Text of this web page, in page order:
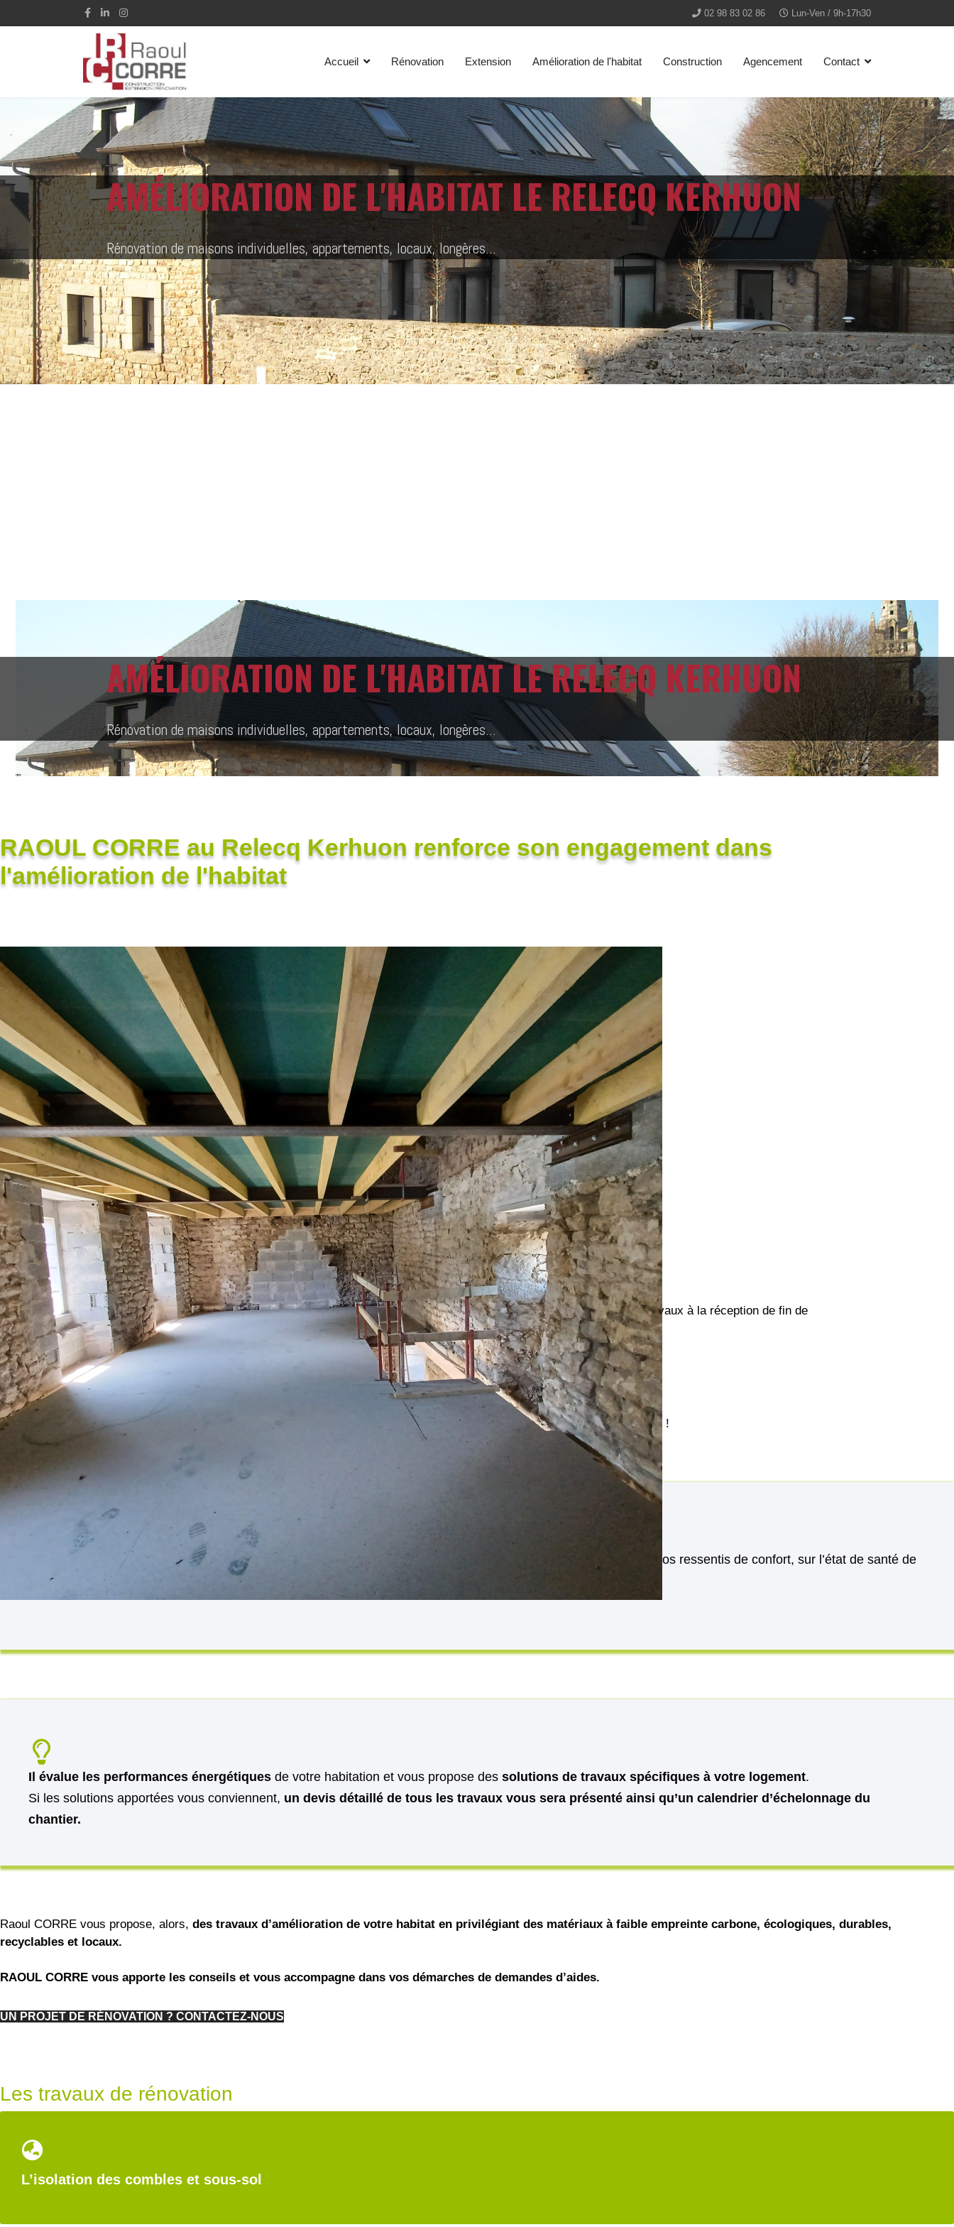
02 98 83 02 86 Lun-Ven / 9h-17h30
Accueil Rénovation Extension Amélioration de l'habitat Construction Agencement Contact
AMÉLIORATION DE L'HABITAT LE RELECQ KERHUON
Rénovation de maisons individuelles, appartements, locaux, longères...
AMÉLIORATION DE L'HABITAT LE RELECQ KERHUON
Rénovation de maisons individuelles, appartements, locaux, longères...
RAOUL CORRE au Relecq Kerhuon renforce son engagement dans
l'amélioration de l'habitat
Un seul prestataire, l’entreprise Raoul Corre s’occupe de tous vos travaux.
Fort de ses capacités internes, l’entreprise Raoul Corre gère toutes les étapes de votre projet d'amélioration de votre habitat.
Vous entrez en toute sérénité dans la phase de vos travaux.
De l’étude énergétique, les suggestions de travaux, les plans, permis, autorisation de travaux, devis, mise en œuvre des travaux à la réception de fin de
chantier.
Un projet d'amélioration de votre habitat au Relecq Kerhuon ?
Votre maison est énergivore et vous ne vous sentez pas bien dans votre chez vous ? Alors, pensez à améliorer votre confort !
Comment faire les démarches ?
Vous prenez rendez-vous avec notre chargé d’affaires
. Il s’entretient avec vous sur vos désirs de rénovation, vos ressentis de confort, sur l’état de santé de
votre habitation et sur vos modes de consommation d’énergie
Il évalue les performances énergétiques de votre habitation et vous propose des solutions de travaux spécifiques à votre logement.
Si les solutions apportées vous conviennent, un devis détaillé de tous les travaux vous sera présenté ainsi qu’un calendrier d’échelonnage du
chantier.
Raoul CORRE vous propose, alors, des travaux d’amélioration de votre habitat en privilégiant des matériaux à faible empreinte carbone, écologiques, durables,
recyclables et locaux.
RAOUL CORRE vous apporte les conseils et vous accompagne dans vos démarches de demandes d’aides.
UN PROJET DE RÉNOVATION ? CONTACTEZ-NOUS
Les travaux de rénovation
L’isolation des combles et sous-sol